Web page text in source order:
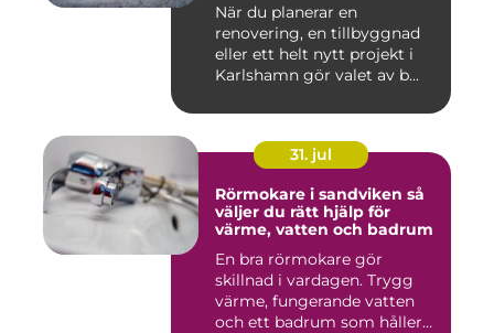
När du planerar en
renovering, en tillbyggnad
eller ett helt nytt projekt i
Karlshamn gör valet av b...
31. jul
Rörmokare i sandviken så
väljer du rätt hjälp för
värme, vatten och badrum
En bra rörmokare gör
skillnad i vardagen. Trygg
värme, fungerande vatten
och ett badrum som håller